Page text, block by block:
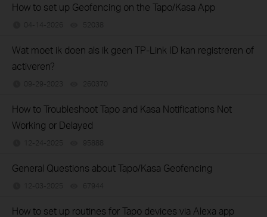
How to set up Geofencing on the Tapo/Kasa App
04-14-2026 52038
Wat moet ik doen als ik geen TP-Link ID kan registreren of
activeren?
09-29-2023 260370
How to Troubleshoot Tapo and Kasa Notifications Not
Working or Delayed
12-24-2025 95888
General Questions about Tapo/Kasa Geofencing
12-03-2025 67944
How to set up routines for Tapo devices via Alexa app